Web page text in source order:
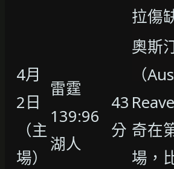
拉傷
4月
2日
（主
場）
雷霆
139:96
湖人
43
分
奧斯
（
奇在
場，